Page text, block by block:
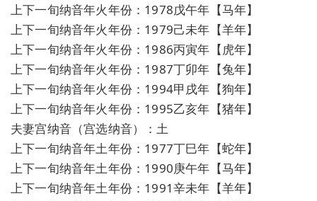
上下一旬纳音年火年份：1978戊午年【马年】
上下一旬纳音年火年份：1979己未年【羊年】
上下一旬纳音年火年份：1986丙寅年【虎年】
上下一旬纳音年火年份：1987丁卯年【兔年】
上下一旬纳音年火年份：1994甲戌年【狗年】
上下一旬纳音年火年份：1995乙亥年【猪年】
夫妻宫纳音（宫选纳音）：土
上下一旬纳音年土年份：1977丁巳年【蛇年】
上下一旬纳音年土年份：1990庚午年【马年】
上下一旬纳音年土年份：1991辛未年【羊年】